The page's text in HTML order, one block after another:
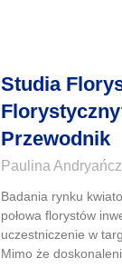
Studia
Przewodnik
Paulina
Badania rynku
połowa florystów
uczestniczenie w
Mimo że